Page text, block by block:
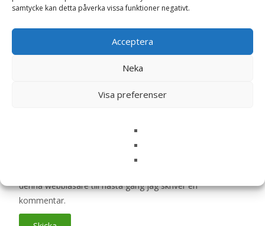
samtycke kan detta påverka vissa funktioner negativt.
Acceptera
Neka
Visa preferenser
Ditt betyg *
denna webbläsare till nästa gång jag skriver en
kommentar.